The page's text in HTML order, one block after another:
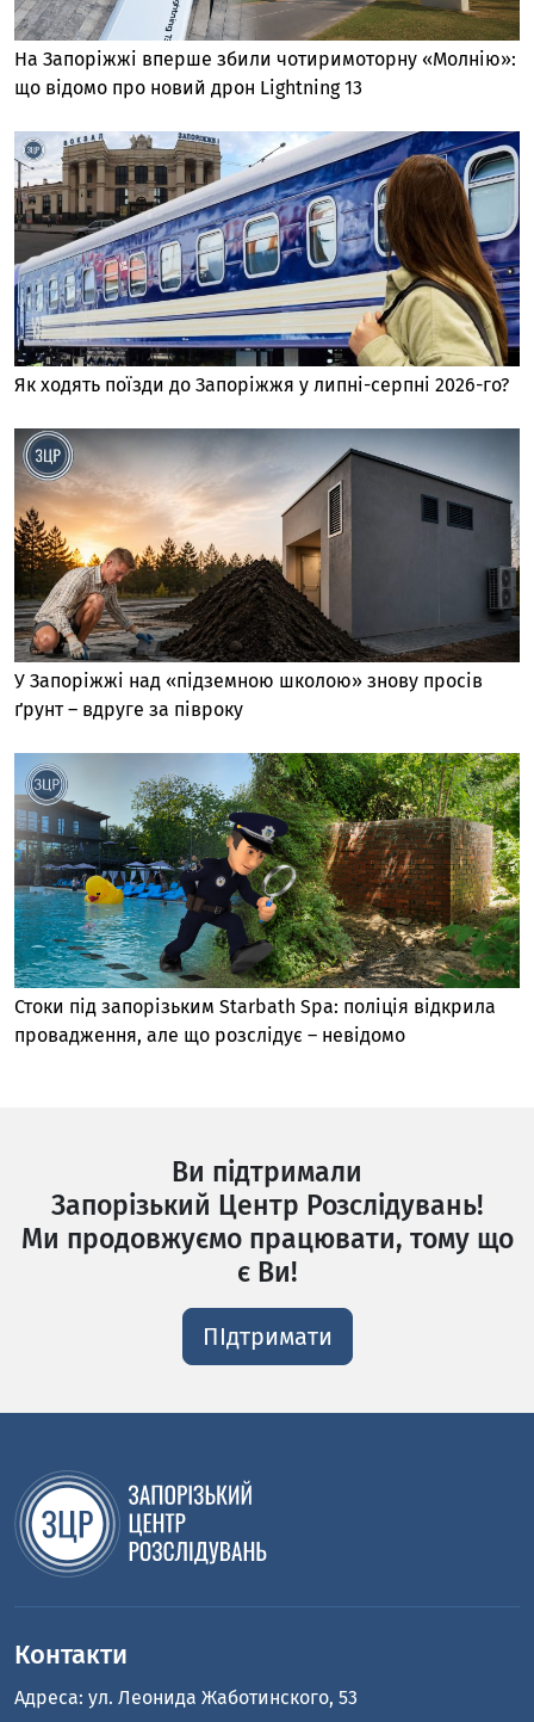
На Запоріжжі вперше збили чотиримоторну «Молнію»:
що відомо про новий дрон Lightning 13
Як ходять поїзди до Запоріжжя у липні-серпні 2026-го?
У Запоріжжі над «підземною школою» знову просів
ґрунт – вдруге за півроку
Стоки під запорізьким Starbath Spa: поліція відкрила
провадження, але що розслідує – невідомо
Ви підтримали
Запорізький Центр Розслідувань!
Ми продовжуємо працювати, тому що
є Ви!
ПІдтримати
Контакти
Адреса: ул. Леонида Жаботинского, 53